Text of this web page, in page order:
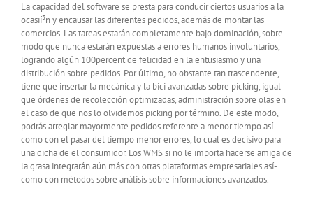
La capacidad del software se presta para conducir ciertos usuarios a la
ocasií³n y encausar las diferentes pedidos, además de montar las
comercios. Las tareas estarán completamente bajo dominación, sobre
modo que nunca estarán expuestas a errores humanos involuntarios,
logrando algún 100percent de felicidad en la entusiasmo y una
distribución sobre pedidos. Por último, no obstante tan trascendente,
tiene que insertar la mecánica y la bici avanzadas sobre picking, igual
que órdenes de recolección optimizadas, administración sobre olas en
el caso de que nos lo olvidemos picking por término. De este modo,
podrás arreglar mayormente pedidos referente a menor tiempo así­
como con el pasar del tiempo menor errores, lo cual es decisivo para
una dicha de el consumidor. Los WMS si no le importa hacerse amiga de
la grasa integrarán aún más con otras plataformas empresariales así­
como con métodos sobre análisis sobre informaciones avanzados.